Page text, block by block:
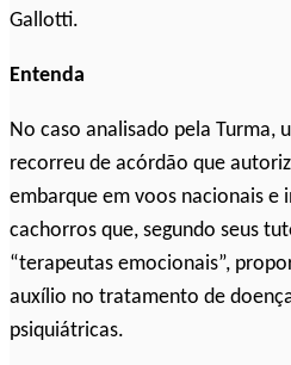
Gallotti.
Entenda
No caso analisado pela Turma,
recorreu de acórdão que
embarque em voos nacionais e
cachorros que, segundo seus
“terapeutas emocionais”,
auxílio no tratamento de
psiquiátricas.